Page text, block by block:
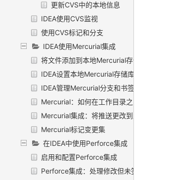
更新CVS中的本地信息
IDEA使用CVS监视
使用CVS标记和分支
IDEA使用Mercurial集成
将文件添加到本地Mercurial存储库
IDEA设置本地Mercurial存储库
IDEA管理Mercurial分支和书签
Mercurial：如何在工作目录之间切换
Mercurial集成：将推送更改到上游（Push）
Mercurial标记变更集
在IDEA中使用Perforce集成
启用和配置Perforce集成
Perforce集成：处理修改但未签出的文件